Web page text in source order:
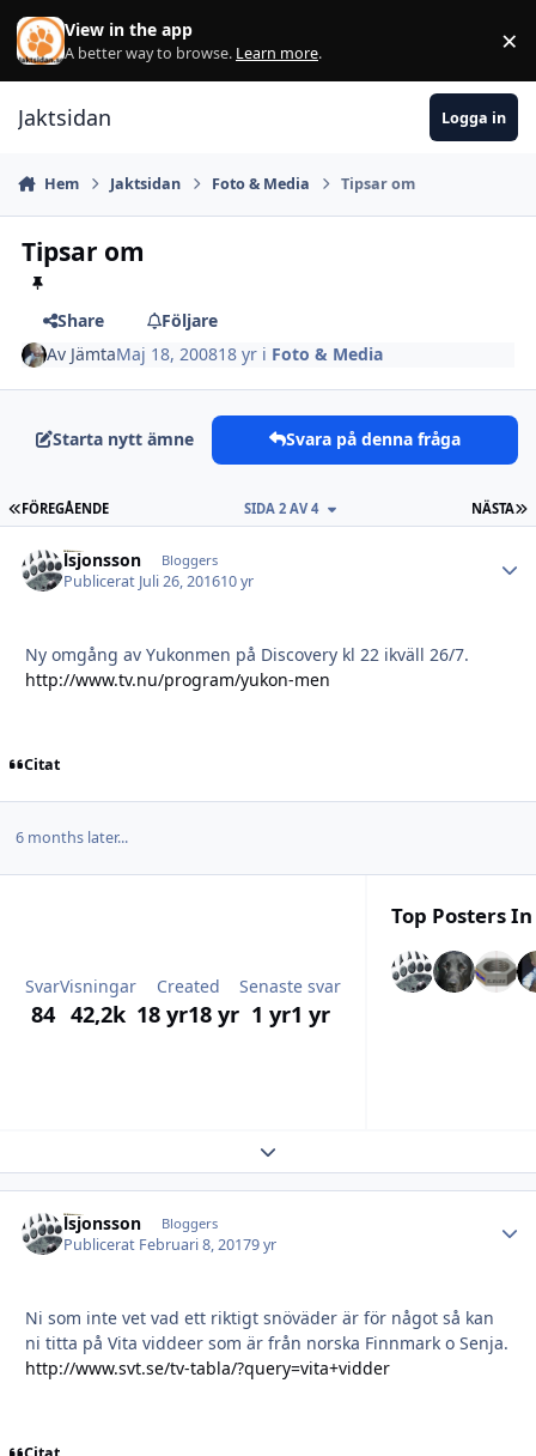
Hoppa till innehåll
View in the app
A better way to browse. Learn more. ×
Jaktsidan Logga in
Hem Jaktsidan Foto & Media Tipsar om
Tipsar om
Share
Följare
Av JämtaMaj 18, 200818 yr i Foto & Media
Starta nytt ämne Svara på denna fråga
FÖRSTA SIDAN
FÖREGÅENDE NÄSTA
SIDA 2 AV 4
lsjonsson Bloggers
Publicerat Juli 26, 201610 yr
Ny omgång av Yukonmen på Discovery kl 22 ikväll 26/7.
http://www.tv.nu/program/yukon-men
Citat
6 months later...
Svar
84
Visningar
42,2k
Created
18 yr18 yr
Senaste svar
1 yr1 yr
Top Posters
Expand topic overview
lsjonsson Bloggers
Publicerat Februari 8, 20179 yr
Ni som inte vet vad ett riktigt snöväder är för något så kan
ni titta på Vita viddeer som är från norska Finnmark o Senja.
http://www.svt.se/tv-tabla/?query=vita+vidder